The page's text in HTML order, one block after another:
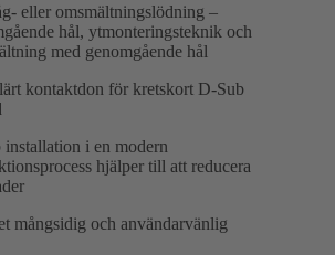
eller omsmältningslödning –
hål, ytmonteringsteknik och
med genomgående hål
kontaktdon för kretskort D-Sub
installation i en modern
hjälper till att reducera
mångsidig och användarvänlig